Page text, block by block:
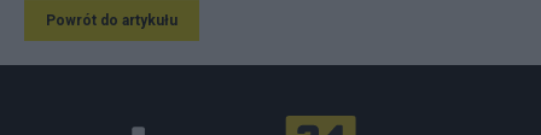
Powrót do artykułu